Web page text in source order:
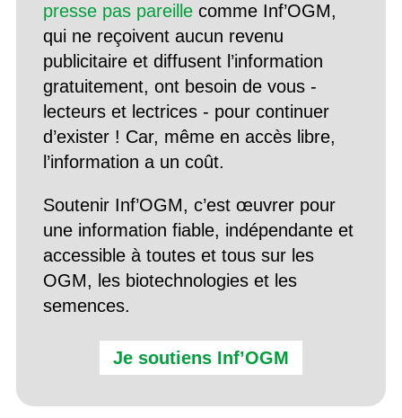
presse pas pareillecomme Inf’OGM,
qui ne reçoivent aucun revenu
publicitaire et diffusent l’information
gratuitement, ont besoin de vous -
lecteurs et lectrices - pour continuer
d’exister ! Car, même en accès libre,
l’information a un coût.
Soutenir Inf’OGM, c’est œuvrer pour
une information fiable, indépendante et
accessible à toutes et tous sur les
OGM, les biotechnologies et les
semences.
Je soutiens Inf’OGM